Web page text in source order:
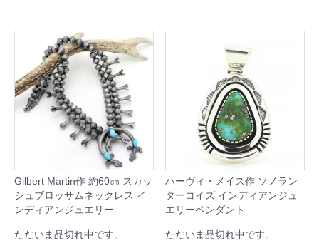
Gilbert Martin作 約60㎝ スカッ
シュブロッサムネックレス イ
ンディアンジュエリー
ただいま品切れ中です。
ハーヴィ・メイス作 ソノラン
ターコイズ インディアンジュ
エリーペンダント
ただいま品切れ中です。